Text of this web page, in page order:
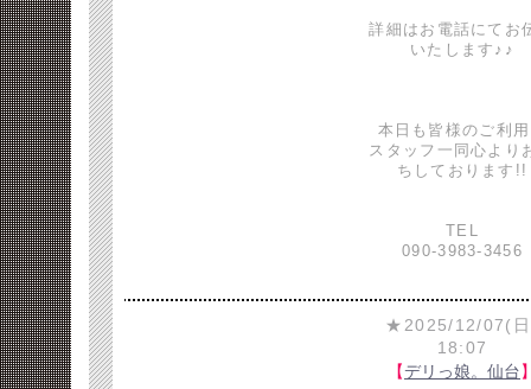
詳細はお電話にてお
いたします♪♪
本日も皆様のご利
スタッフ一同心より
ちしております!!
TEL
090-3983-3456
★2025/12/07(
18:07
【デリっ娘。仙台